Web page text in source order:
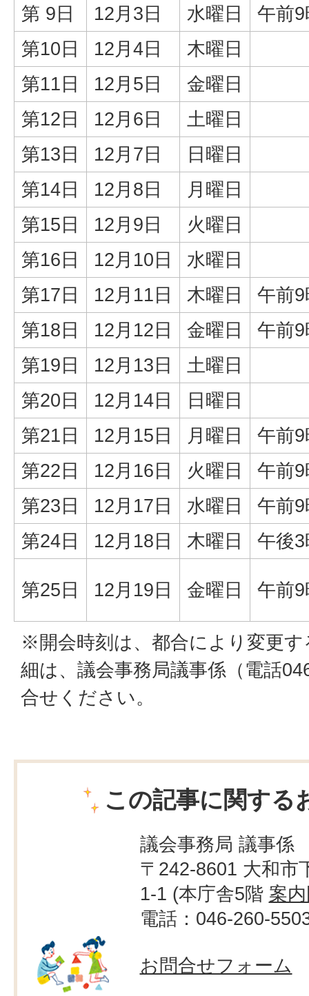
第 9日 12月3日 水曜日
午前9
第10日
12月4日
木曜日
第11日
12月5日
金曜日
第12日
12月6日
土曜日
第13日
12月7日
日曜日
第14日
12月8日
月曜日
第15日
12月9日
火曜日
第16日
12月10日
水曜日
第17日
12月11日 木曜日
午前9
第18日
12月12日 金曜日
午前9
第19日
12月13日
土曜日
第20日
12月14日
日曜日
第21日
12月15日 月曜日
午前9
第22日
12月16日 火曜日
午前9
第23日
12月17日 水曜日
午前9
第24日
12月18日 木曜日 午後
第25日 12月19日 金曜日 午前9
※開会時刻は、都合により変更
細は、議会事務局議事係（電話
合せください。
この記事に関する
議会事務局 議事係
〒242-8601 大和市
1-1 (本庁舎5階 案
電話：046-260-
お問合せフォーム